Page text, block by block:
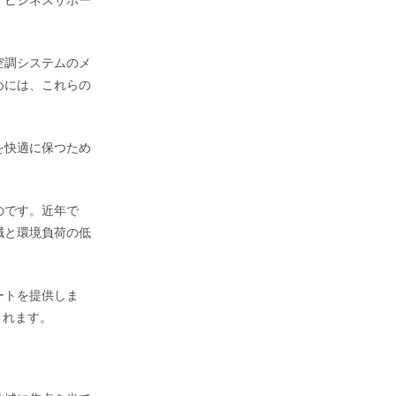
システムのメ
には、これらの
適に保つため
です。近年で
環境負荷の低
を提供しま
ます。